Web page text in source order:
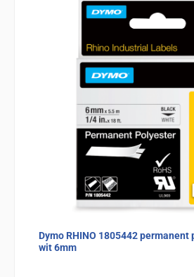
Dymo RHINO 1805442
wit 6mm